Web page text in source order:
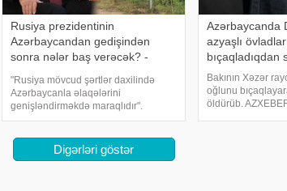
Rusiya prezidentinin
Azərbaycandan gedişindən
sonra nələr baş verəcək? -
"Rusiya mövcud şərtlər daxilində
Azərbaycanla əlaqələrini
genişləndirməkdə maraqlıdır".
KONKRET.azxəbər verir ki,bu sözləri
açıqlamasında deyib. "Rusiya
prezidenti Vladimir Putini
Azərbaycanda
azyaşlı
Bakının Xəzər
oğlunu
öldürüb.
Digərləri göstər